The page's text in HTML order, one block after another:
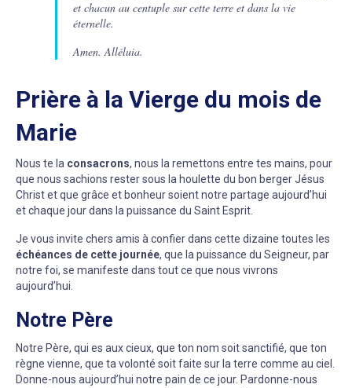
et chacun au centuple sur cette terre et dans la vie
éternelle.
Amen. Alléluia.
Prière à la Vierge du mois de
Marie
Nous te la consacrons, nous la remettons entre tes mains, pour
que nous sachions rester sous la houlette du bon berger Jésus
Christ et que grâce et bonheur soient notre partage aujourd’hui
et chaque jour dans la puissance du Saint Esprit.
Je vous invite chers amis à confier dans cette dizaine toutes les
échéances de cette journée, que la puissance du Seigneur, par
notre foi, se manifeste dans tout ce que nous vivrons
aujourd’hui.
Notre Père
Notre Père, qui es aux cieux, que ton nom soit sanctifié, que ton
règne vienne, que ta volonté soit faite sur la terre comme au ciel.
Donne-nous aujourd’hui notre pain de ce jour. Pardonne-nous